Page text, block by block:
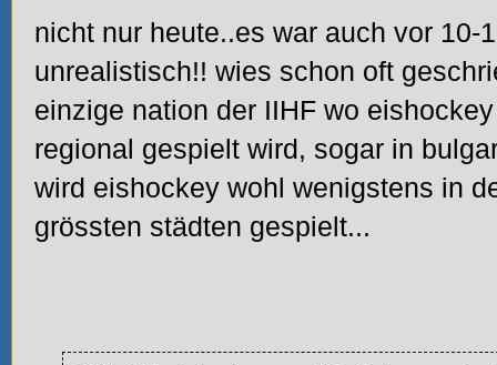
nicht nur heute..es war auch vor 10-
unrealistisch!! wies schon oft
einzige nation der IIHF wo
regional gespielt wird, sogar in
wird eishockey wohl wenigstens in
grössten städten gespielt...